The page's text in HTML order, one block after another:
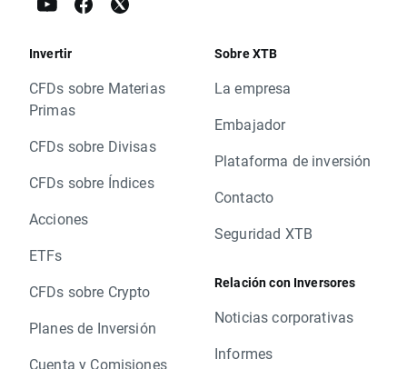
Invertir
CFDs sobre Materias
Primas
CFDs sobre Divisas
CFDs sobre Índices
Acciones
ETFs
CFDs sobre Crypto
Planes de Inversión
Cuenta y Comisiones
Sobre XTB
La empresa
Embajador
Plataforma de inversión
Contacto
Seguridad XTB
Relación con Inversores
Noticias corporativas
Informes